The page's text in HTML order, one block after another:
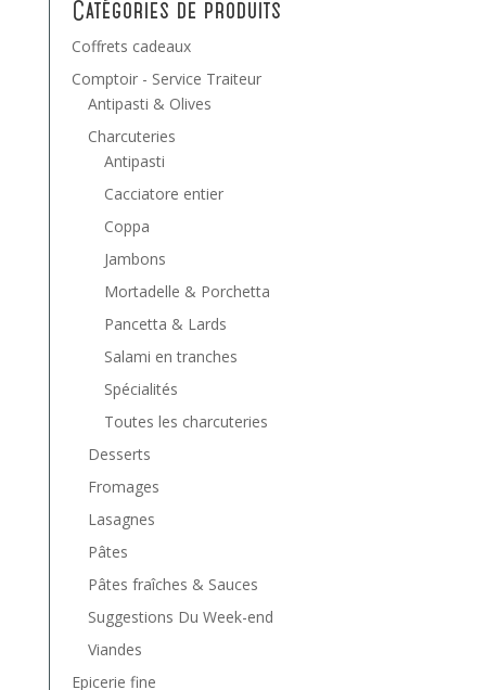
Catégories de produits
Coffrets cadeaux
Comptoir - Service Traiteur
Antipasti & Olives
Charcuteries
Antipasti
Cacciatore entier
Coppa
Jambons
Mortadelle & Porchetta
Pancetta & Lards
Salami en tranches
Spécialités
Toutes les charcuteries
Desserts
Fromages
Lasagnes
Pâtes
Pâtes fraîches & Sauces
Suggestions Du Week-end
Viandes
Epicerie fine